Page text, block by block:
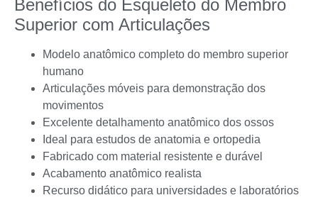
Benefícios do Esqueleto do Membro
Superior com Articulações
Modelo anatômico completo do membro superior
humano
Articulações móveis para demonstração dos
movimentos
Excelente detalhamento anatômico dos ossos
Ideal para estudos de anatomia e ortopedia
Fabricado com material resistente e durável
Acabamento anatômico realista
Recurso didático para universidades e laboratórios